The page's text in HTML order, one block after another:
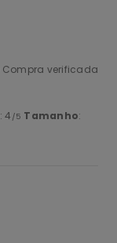
Compra verificada
: 4 /5 Tamanho: